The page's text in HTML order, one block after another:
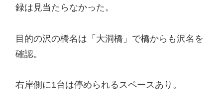
録は見当たらなかった。
目的の沢の橋名は「大洞橋」で橋からも沢名を
確認。
右岸側に1台は停められるスペースあり。